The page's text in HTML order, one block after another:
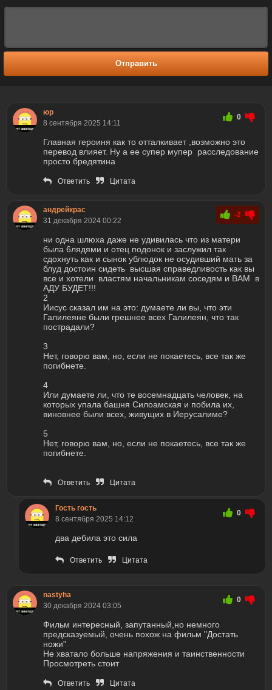
Отправить
юр
8 сентября 2025 14:11
0
Главная героиня как то отталкивает ,возможно это
перевод влияет. Ну а ее супер мупер расследование
просто бредятина
Ответить Цитата
андрейкрас
31 декабря 2024 00:22
-2
ни одна шлюха даже не удивилась что из матери
была 6лядями и отец подонок и заслужил так
сдохнуть как и сынок ублюдок не осудивший мать за
блуд достоин сидеть высшая справедливость как вы
все и хотели властям начальникам соседям и ВАМ в
АДУ БУДЕТ!!!
2
Иисус сказал им на это: думаете ли вы, что эти
Галилеяне были грешнее всех Галилеян, что так
пострадали?
3
Нет, говорю вам, но, если не покаетесь, все так же
погибнете.
4
Или думаете ли, что те восемнадцать человек, на
которых упала башня Силоамская и побила их,
виновнее были всех, живущих в Иерусалиме?
5
Нет, говорю вам, но, если не покаетесь, все так же
погибнете.
Ответить Цитата
Гость гость
8 сентября 2025 14:12
0
два дебила это сила
Ответить Цитата
nastyha
30 декабря 2024 03:05
0
Фильм интересный, запутанный,но немного
предсказуемый, очень похож на фильм "Достать
ножи"
Не хватало больше напряжения и таинственности
Просмотреть стоит
Ответить Цитата